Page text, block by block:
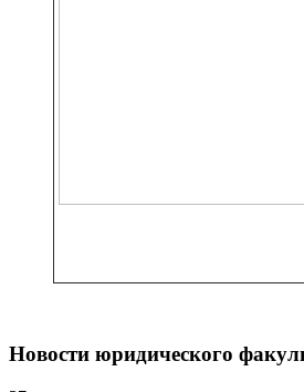
Новости юридического